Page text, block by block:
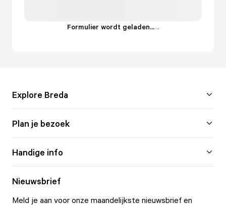
Formulier wordt geladen......
Explore Breda
Plan je bezoek
Handige info
Nieuwsbrief
Meld je aan voor onze maandelijkste nieuwsbrief en